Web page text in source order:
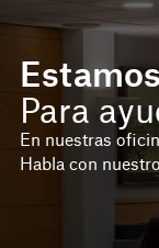
Para
En nuestras
Habla con